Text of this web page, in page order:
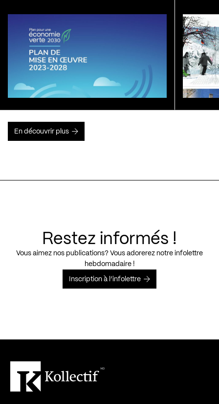
En découvrir plus
Restez informés !
Vous aimez nos publications? Vous adorerez notre infolettre
hebdomadaire !
Inscription à l’infolettre